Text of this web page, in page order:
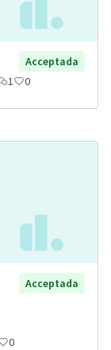
Acceptada
1 0
Acceptada
0